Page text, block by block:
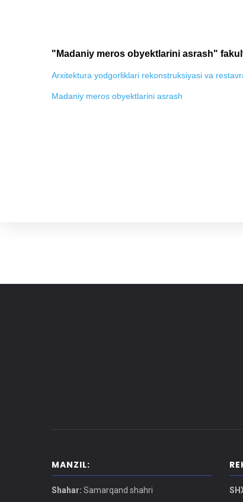
"Madaniy meros obyektlarini asrash"
Arxitektura yodgorliklari rekonstruksiyasi va
Madaniy meros obyektlarini asrash
MANZIL:
Shahar: Samarqand shahri